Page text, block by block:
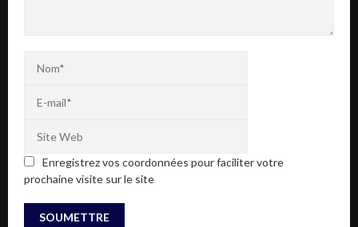
Enregistrez vos coordonnées pour faciliter votre
prochaine visite sur le site